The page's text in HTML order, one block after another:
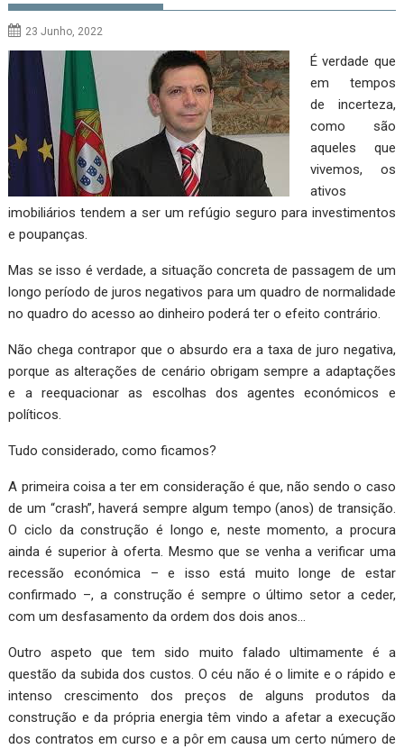
23 Junho, 2022
É verdade que
em tempos
de incerteza,
como são
aqueles que
vivemos, os
ativos
imobiliários tendem a ser um refúgio seguro para investimentos
e poupanças.
Mas se isso é verdade, a situação concreta de passagem de um
longo período de juros negativos para um quadro de normalidade
no quadro do acesso ao dinheiro poderá ter o efeito contrário.
Não chega contrapor que o absurdo era a taxa de juro negativa,
porque as alterações de cenário obrigam sempre a adaptações
e a reequacionar as escolhas dos agentes económicos e
políticos.
Tudo considerado, como ficamos?
A primeira coisa a ter em consideração é que, não sendo o caso
de um “crash”, haverá sempre algum tempo (anos) de transição.
O ciclo da construção é longo e, neste momento, a procura
ainda é superior à oferta. Mesmo que se venha a verificar uma
recessão económica – e isso está muito longe de estar
confirmado –, a construção é sempre o último setor a ceder,
com um desfasamento da ordem dos dois anos…
Outro aspeto que tem sido muito falado ultimamente é a
questão da subida dos custos. O céu não é o limite e o rápido e
intenso crescimento dos preços de alguns produtos da
construção e da própria energia têm vindo a afetar a execução
dos contratos em curso e a pôr em causa um certo número de